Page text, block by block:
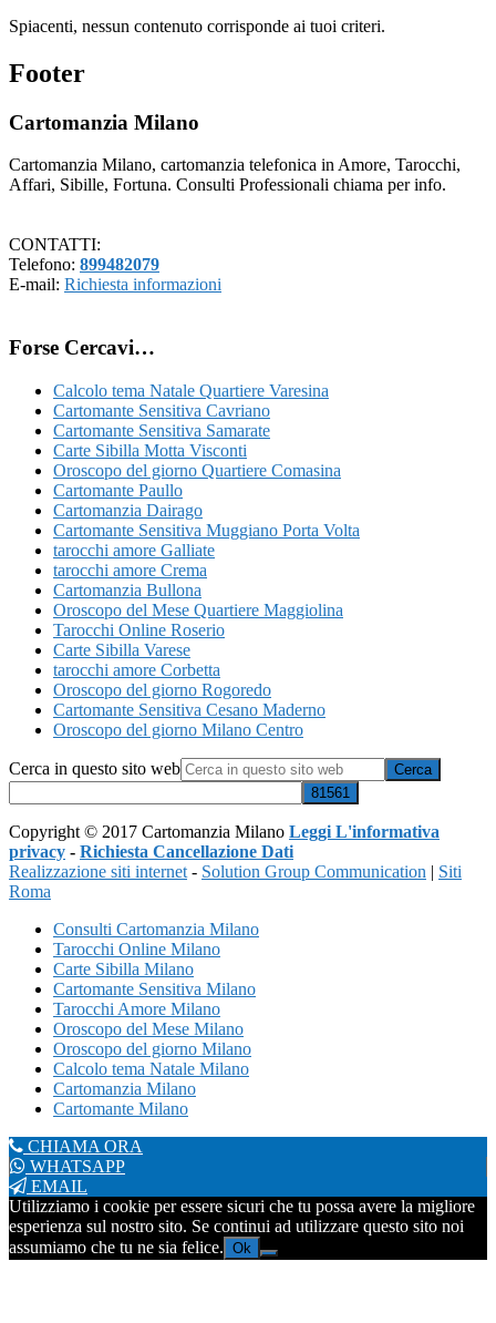
Spiacenti, nessun contenuto corrisponde ai tuoi criteri.
Footer
Cartomanzia Milano
Cartomanzia Milano, cartomanzia telefonica in Amore, Tarocchi,
Affari, Sibille, Fortuna. Consulti Professionali chiama per info.
CONTATTI:
Telefono: 899482079
E-mail: Richiesta informazioni
Forse Cercavi…
Calcolo tema Natale Quartiere Varesina
Cartomante Sensitiva Cavriano
Cartomante Sensitiva Samarate
Carte Sibilla Motta Visconti
Oroscopo del giorno Quartiere Comasina
Cartomante Paullo
Cartomanzia Dairago
Cartomante Sensitiva Muggiano Porta Volta
tarocchi amore Galliate
tarocchi amore Crema
Cartomanzia Bullona
Oroscopo del Mese Quartiere Maggiolina
Tarocchi Online Roserio
Carte Sibilla Varese
tarocchi amore Corbetta
Oroscopo del giorno Rogoredo
Cartomante Sensitiva Cesano Maderno
Oroscopo del giorno Milano C​entro​
Cerca in questo sito web
Copyright © 2017 Cartomanzia Milano Leggi L'informativa
privacy - Richiesta Cancellazione Dati
Realizzazione siti internet - Solution Group Communication | Siti
Roma
Consulti Cartomanzia Milano
Tarocchi Online Milano
Carte Sibilla Milano
Cartomante Sensitiva Milano
Tarocchi Amore Milano
Oroscopo del Mese Milano
Oroscopo del giorno Milano
Calcolo tema Natale Milano
Cartomanzia Milano
Cartomante Milano
CHIAMA ORA
WHATSAPP
EMAIL
Utilizziamo i cookie per essere sicuri che tu possa avere la migliore
esperienza sul nostro sito. Se continui ad utilizzare questo sito noi
assumiamo che tu ne sia felice. Ok